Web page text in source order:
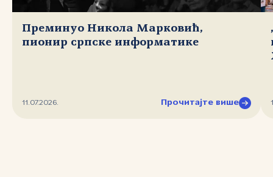
Преминуо Никола Марковић,
пионир српске информатике
11.07.2026. Прочитајте више